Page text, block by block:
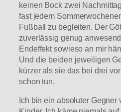
keinen Bock zwei
fast jedem
Fußball zu begleiten. Der
zuverlässig genug
Endeffekt sowieso an mir
Und die beiden jeweiligen
kürzer als sie das bei drei
schon tun.
Ich bin ein absoluter Gegner